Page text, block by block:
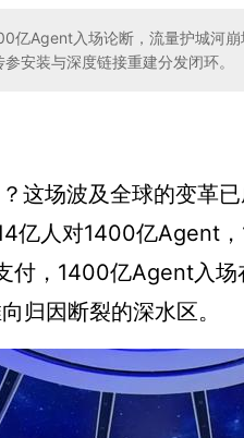
亿Agent入场论断，流量护城河
安装与深度链接重建分发闭环。
这场波及全球的变革
人对1400亿Agent，
付，1400亿Agent入
归因断裂的深水区。